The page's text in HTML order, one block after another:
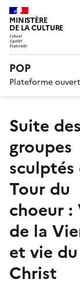
MINISTÈRE
DE LA CULTURE
POP
Plateforme
suite des 40
groupes
sculptés
Tour du
choeur :
de la
et vie du
Christ